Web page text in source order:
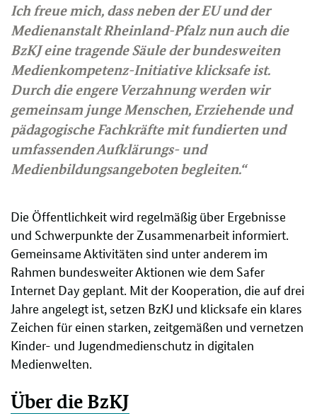
Ich freue mich, dass neben der EU und der
Medienanstalt Rheinland-Pfalz nun auch die
BzKJ eine tragende Säule der bundesweiten
Medienkompetenz-Initiative klicksafe ist.
Durch die engere Verzahnung werden wir
gemeinsam junge Menschen, Erziehende und
pädagogische Fachkräfte mit fundierten und
umfassenden Aufklärungs- und
Medienbildungsangeboten begleiten.“
Die Öffentlichkeit wird regelmäßig über Ergebnisse
und Schwerpunkte der Zusammenarbeit informiert.
Gemeinsame Aktivitäten sind unter anderem im
Rahmen bundesweiter Aktionen wie dem Safer
Internet Day geplant. Mit der Kooperation, die auf drei
Jahre angelegt ist, setzen BzKJ und klicksafe ein klares
Zeichen für einen starken, zeitgemäßen und vernetzen
Kinder- und Jugendmedienschutz in digitalen
Medienwelten.
Über die BzKJ